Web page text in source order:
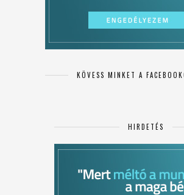
KÖVESS MINKET A
HIRDETÉS